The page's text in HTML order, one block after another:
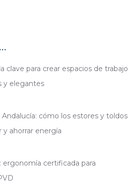
clave para crear espacios de trabajo
y elegantes
Andalucía: cómo los estores y toldos
y ahorrar energía
ergonomía certificada para